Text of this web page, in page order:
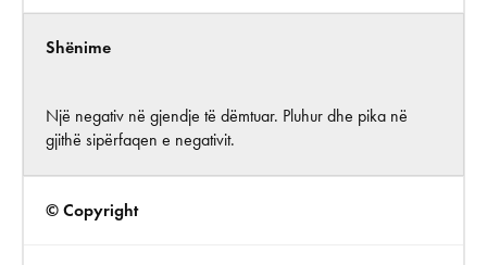
Shënime
Një negativ në gjendje të dëmtuar. Pluhur dhe pika në
gjithë sipërfaqen e negativit.
© Copyright